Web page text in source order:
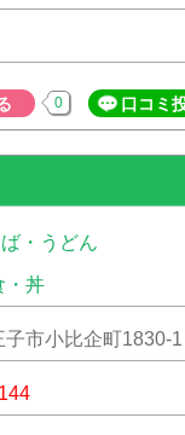
0 口コミ
・うどん
・丼
子市小比企町1830-1